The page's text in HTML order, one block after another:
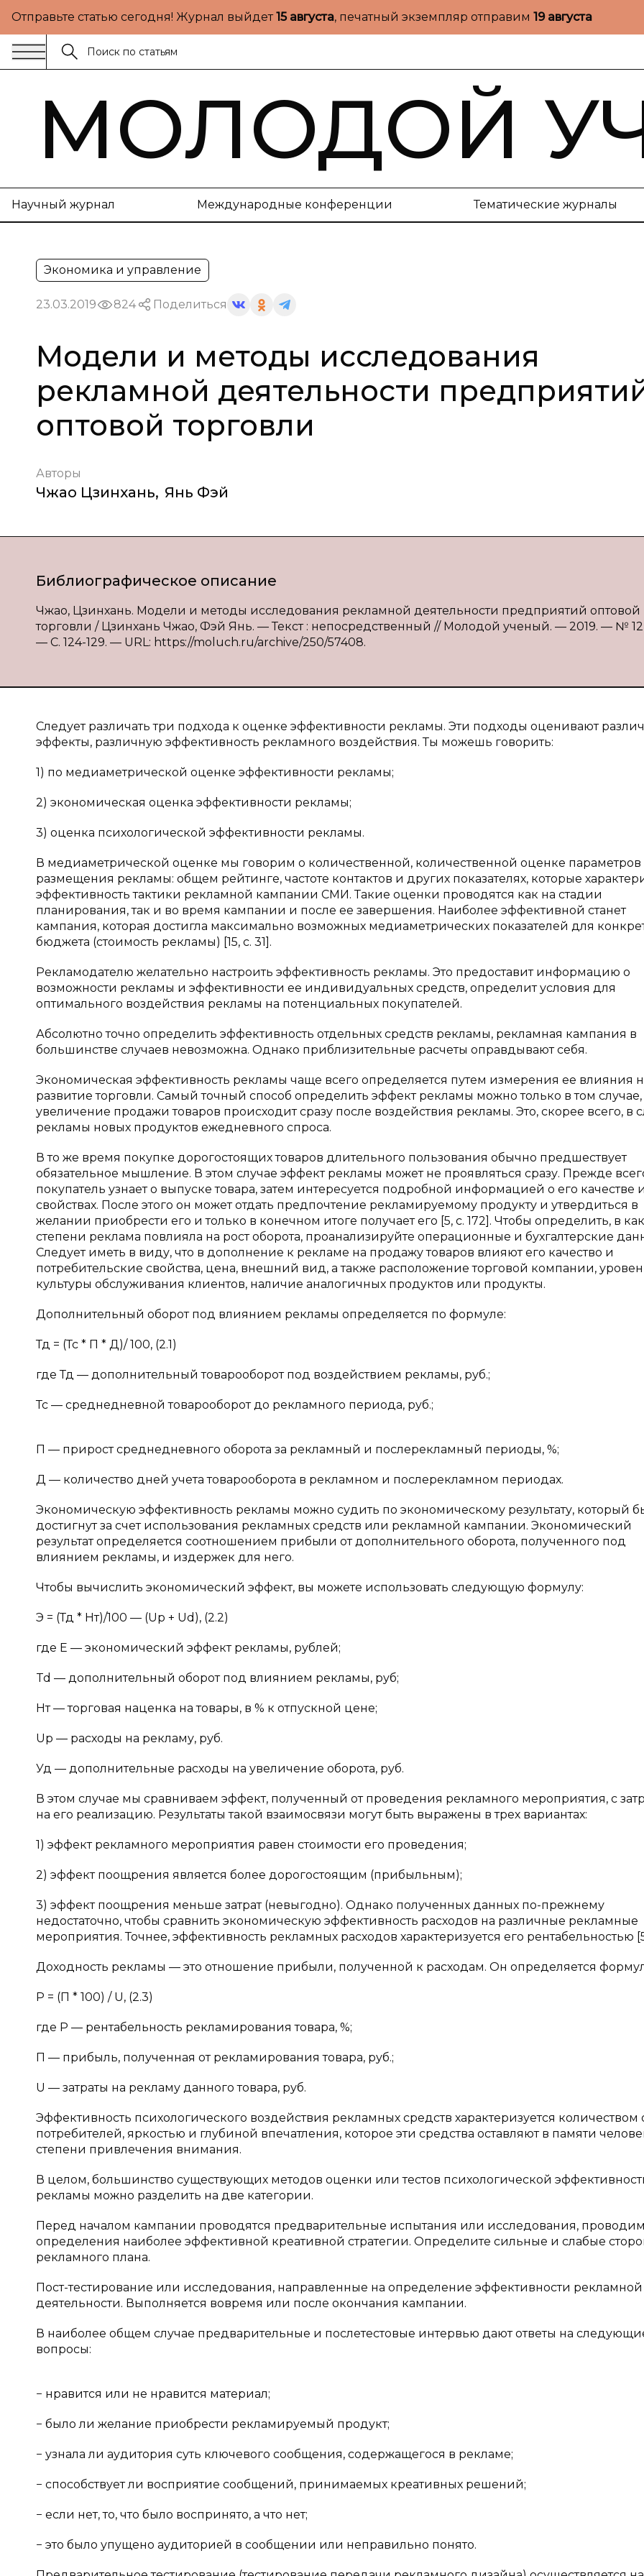
Отправьте статью сегодня! Журнал выйдет15 августа, печатный экземпляр отправим 19 августа
МОЛОДОЙ
Научный журнал Международные конференции Тематические журналы
Экономика и управление
23.03.2019 824 Поделиться
Модели и методы исследования
рекламной деятельности
оптовой торговли
Авторы
Чжао Цзинхань, Янь Фэй
Библиографическое описание
Чжао, Цзинхань. Модели и методы исследования рекламной деятельности предприятий оптовой
торговли / Цзинхань Чжао, Фэй Янь. — Текст : непосредственный // Молодой ученый. — 2019. — № 12
— С. 124-129. — URL: https://moluch.ru/archive/250/57408.
Следует различать три подхода к оценке эффективности рекламы. Эти подходы оценивают
эффекты, различную эффективность рекламного воздействия. Ты можешь говорить:
1) по медиаметрической оценке эффективности рекламы;
2) экономическая оценка эффективности рекламы;
3) оценка психологической эффективности рекламы.
В медиаметрической оценке мы говорим о количественной, количественной оценке параметров
размещения рекламы: общем рейтинге, частоте контактов и других показателях, которые
эффективность тактики рекламной кампании СМИ. Такие оценки проводятся как на стадии
планирования, так и во время кампании и после ее завершения. Наиболее эффективной станет
кампания, которая достигла максимально возможных медиаметрических показателей для
бюджета (стоимость рекламы) [15, c. 31].
Рекламодателю желательно настроить эффективность рекламы. Это предоставит информацию о
возможности рекламы и эффективности ее индивидуальных средств, определит условия для
оптимального воздействия рекламы на потенциальных покупателей.
Абсолютно точно определить эффективность отдельных средств рекламы, рекламная кампания в
большинстве случаев невозможна. Однако приблизительные расчеты оправдывают себя.
Экономическая эффективность рекламы чаще всего определяется путем измерения ее влияния
развитие торговли. Самый точный способ определить эффект рекламы можно только в том
увеличение продажи товаров происходит сразу после воздействия рекламы. Это, скорее всего, в
рекламы новых продуктов ежедневного спроса.
В то же время покупке дорогостоящих товаров длительного пользования обычно предшествует
обязательное мышление. В этом случае эффект рекламы может не проявляться сразу. Прежде
покупатель узнает о выпуске товара, затем интересуется подробной информацией о его качестве
свойствах. После этого он может отдать предпочтение рекламируемому продукту и утвердиться в
желании приобрести его и только в конечном итоге получает его [5, c. 172]. Чтобы определить, в
степени реклама повлияла на рост оборота, проанализируйте операционные и бухгалтерские
Следует иметь в виду, что в дополнение к рекламе на продажу товаров влияют его качество и
потребительские свойства, цена, внешний вид, а также расположение торговой компании,
культуры обслуживания клиентов, наличие аналогичных продуктов или продукты.
Дополнительный оборот под влиянием рекламы определяется по формуле:
Тд = (Тс * П * Д)/ 100, (2.1)
где Тд — дополнительный товарооборот под воздействием рекламы, руб.;
Тс — среднедневной товарооборот до рекламного периода, руб.;
П — прирост среднедневного оборота за рекламный и послерекламный периоды, %;
Д — количество дней учета товарооборота в рекламном и послерекламном периодах.
Экономическую эффективность рекламы можно судить по экономическому результату, который
достигнут за счет использования рекламных средств или рекламной кампании. Экономический
результат определяется соотношением прибыли от дополнительного оборота, полученного под
влиянием рекламы, и издержек для него.
Чтобы вычислить экономический эффект, вы можете использовать следующую формулу:
Э = (Тд * Нт)/100 — (Uр + Ud), (2.2)
где E — экономический эффект рекламы, рублей;
Td — дополнительный оборот под влиянием рекламы, руб;
Нт — торговая наценка на товары, в % к отпускной цене;
Uр — расходы на рекламу, руб.
Уд — дополнительные расходы на увеличение оборота, руб.
В этом случае мы сравниваем эффект, полученный от проведения рекламного мероприятия, с
на его реализацию. Результаты такой взаимосвязи могут быть выражены в трех вариантах:
1) эффект рекламного мероприятия равен стоимости его проведения;
2) эффект поощрения является более дорогостоящим (прибыльным);
3) эффект поощрения меньше затрат (невыгодно). Однако полученных данных по-прежнему
недостаточно, чтобы сравнить экономическую эффективность расходов на различные рекламные
мероприятия. Точнее, эффективность рекламных расходов характеризуется его рентабельностью
Доходность рекламы — это отношение прибыли, полученной к расходам. Он определяется
Р = (П * 100) / U, (2.3)
где Р — рентабельность рекламирования товара, %;
П — прибыль, полученная от рекламирования товара, руб.;
U — затраты на рекламу данного товара, руб.
Эффективность психологического воздействия рекламных средств характеризуется количеством
потребителей, яркостью и глубиной впечатления, которое эти средства оставляют в памяти
степени привлечения внимания.
В целом, большинство существующих методов оценки или тестов психологической
рекламы можно разделить на две категории.
Перед началом кампании проводятся предварительные испытания или исследования,
определения наиболее эффективной креативной стратегии. Определите сильные и слабые
рекламного плана.
Пост-тестирование или исследования, направленные на определение эффективности рекламной
деятельности. Выполняется вовремя или после окончания кампании.
В наиболее общем случае предварительные и послетестовые интервью дают ответы на
вопросы:
− нравится или не нравится материал;
− было ли желание приобрести рекламируемый продукт;
− узнала ли аудитория суть ключевого сообщения, содержащегося в рекламе;
− способствует ли восприятие сообщений, принимаемых креативных решений;
− если нет, то, что было воспринято, а что нет;
− это было упущено аудиторией в сообщении или неправильно понято.